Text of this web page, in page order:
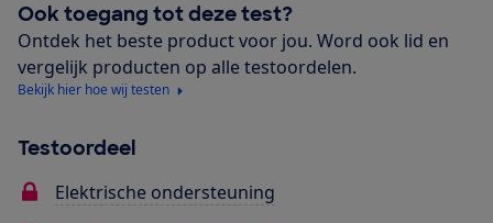
Ook toegang tot deze test?
Ontdek het beste product voor jou. Word ook lid en
vergelijk producten op alle testoordelen.
Bekijk hier hoe wij testen
Testoordeel
Elektrische ondersteuning